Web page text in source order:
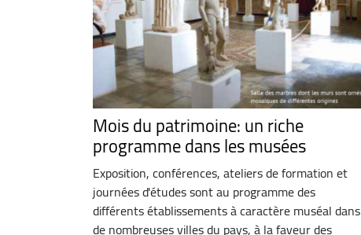
Mois du patrimoine: un riche
programme dans les musées
Exposition, conférences, ateliers de formation et
journées d'études sont au programme des
différents établissements à caractère muséal dans
de nombreuses villes du pays, à la faveur des